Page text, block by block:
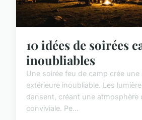
10 idées de soirées
inoubliables
Une soirée feu de camp crée une
extérieure inoubliable. Les
dansent, créant une atmosphère
conviviale. Pe...